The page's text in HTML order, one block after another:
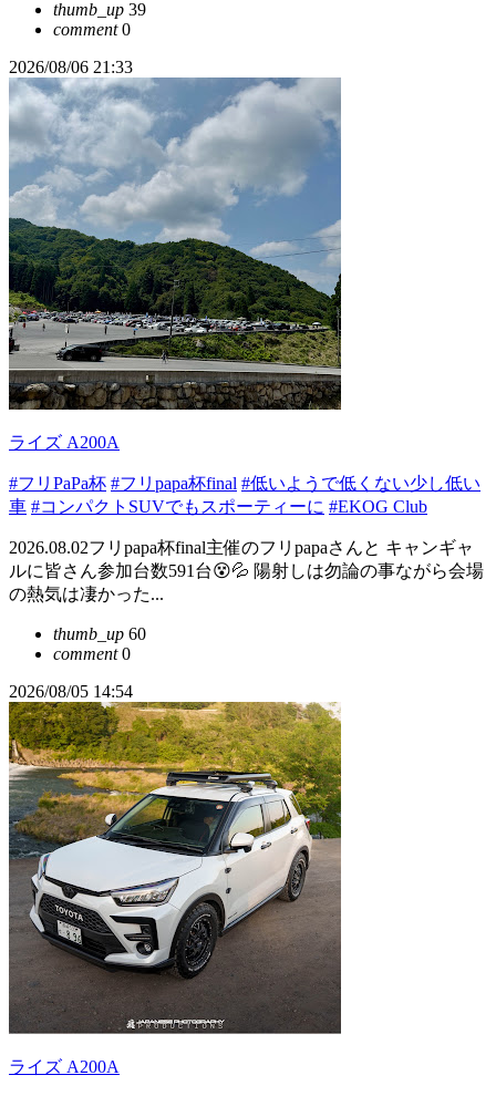
thumb_up 39
comment0
2026/08/06 21:33
ライズ A200A
#フリPaPa杯 #フリpapa杯final #低いようで低くない少し低い
車 #コンパクトSUVでもスポーティーに #EKOG Club
2026.08.02フリpapa杯final主催のフリpapaさんと キャンギャ
ルに皆さん参加台数591台😵💦 陽射しは勿論の事ながら会場
の熱気は凄かった...
thumb_up 60
comment0
2026/08/05 14:54
ライズ A200A